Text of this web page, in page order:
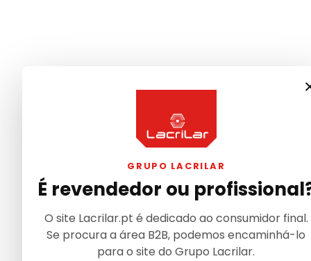
GRUPO LACRILAR
É revendedor ou
O site Lacrilar.pt é dedicado ao consumidor final.
Se procura a área B2B, podemos encaminhá-lo
para o site do Grupo Lacrilar.